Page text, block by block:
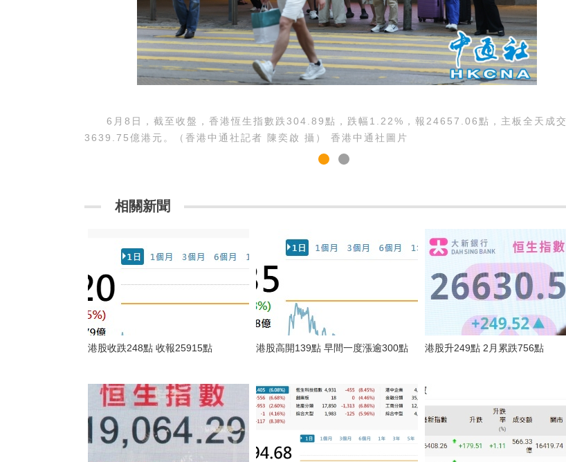
6月8日，截至收盤，香港恆生指數跌304.89點，跌幅1.22%，報24657.06點，主板全天成交
3639.75億港元。（香港中通社記者 陳奕啟 攝） 香港中通社圖片
相關新聞
港股收跌248點 收報25915點 港股高開139點 早間一度漲逾300點 港股升249點 2月累跌756點